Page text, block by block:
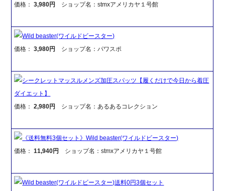
価格：3,980円 ショップ名：stmxアメリカヤ１号館
Wild beaster(ワイルドビースター)
価格：3,980円 ショップ名：パワスポ
シークレットマッスルメンズ加圧スパッツ【履くだけで今日から着圧
ダイエット】
価格：2,980円 ショップ名：あるあるコレクション
《送料無料3個セット》Wild beaster(ワイルドビースター)
価格：11,940円 ショップ名：stmxアメリカヤ１号館
Wild beaster(ワイルドビースター)送料0円3個セット